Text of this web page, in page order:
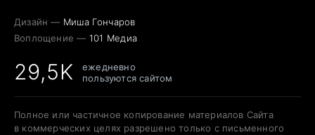
Дизайн — Миша Гончаров
Воплощение — 101 Медиа
29,5K
ежедневно
пользуются сайтом
Полное или частичное копирование материалов Сайта
в коммерческих целях разрешено только с письменного